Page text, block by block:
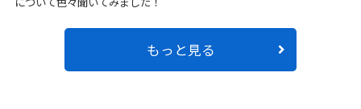
もっと見る